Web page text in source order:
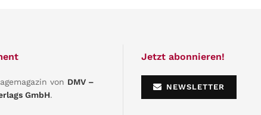
von DMV –
GmbH.
Jetzt abonnieren!
NEWSLETTER